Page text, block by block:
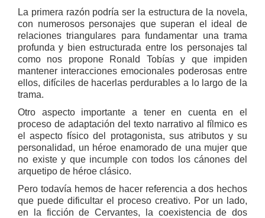
La primera razón podría ser la estructura de la novela,
con numerosos personajes que superan el ideal de
relaciones triangulares para fundamentar una trama
profunda y bien estructurada entre los personajes tal
como nos propone Ronald Tobías y que impiden
mantener interacciones emocionales poderosas entre
ellos, difíciles de hacerlas perdurables a lo largo de la
trama.
Otro aspecto importante a tener en cuenta en el
proceso de adaptación del texto narrativo al fílmico es
el aspecto físico del protagonista, sus atributos y su
personalidad, un héroe enamorado de una mujer que
no existe y que incumple con todos los cánones del
arquetipo de héroe clásico.
Pero todavía hemos de hacer referencia a dos hechos
que puede dificultar el proceso creativo. Por un lado,
en la ficción de Cervantes, la coexistencia de dos